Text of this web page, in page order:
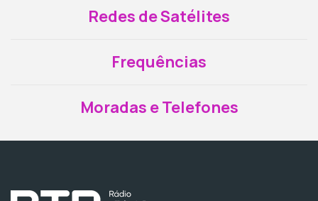
Redes de Satélites
Frequências
Moradas e Telefones